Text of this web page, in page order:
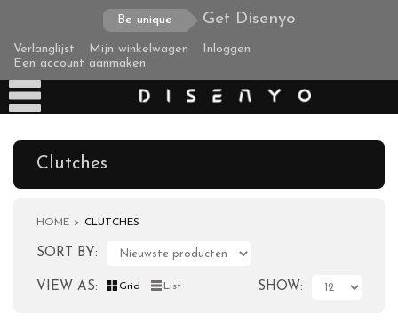
Be unique Get Disenyo
Verlanglijst Mijn winkelwagen
Inloggen
Een account aanmaken
Clutches
HOME CLUTCHES
SORT BY
VIEW AS Grid List SHOW